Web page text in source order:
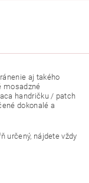
aj takého
mosadzné
handričku / patch
dokonalé a
určený, nájdete vždy